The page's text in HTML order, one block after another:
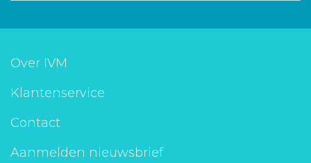
Over IVM
Klantenservice
Contact
Aanmelden nieuwsbrief